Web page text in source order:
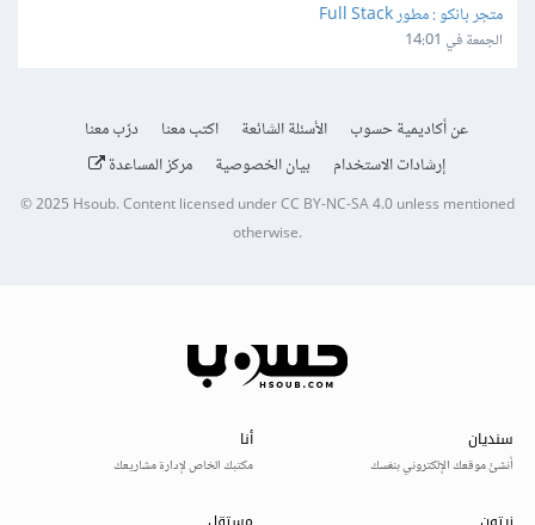
متجر بانكو : مطور Full Stack
الجمعة في 14:01
عن أكاديمية حسوب الأسئلة الشائعة اكتب معنا
درّب معنا
إرشادات الاستخدام
بيان الخصوصية مركز المساعدة
© 2025 Hsoub.Content licensed underCC BY-NC-SA 4.0unless mentioned
otherwise.